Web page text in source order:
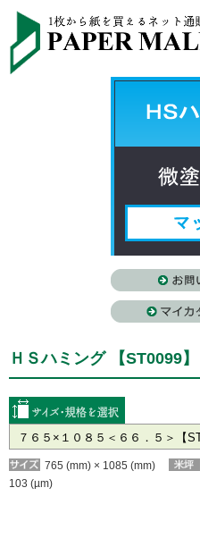
ＨＳハミング 【ST0099】
765 (mm) × 1085 (mm)
103 (µm)